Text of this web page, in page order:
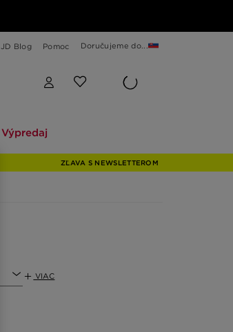
JD Blog Pomoc Doručujeme do...
Výpredaj
ZĽAVA S NEWSLETTEROM
VIAC